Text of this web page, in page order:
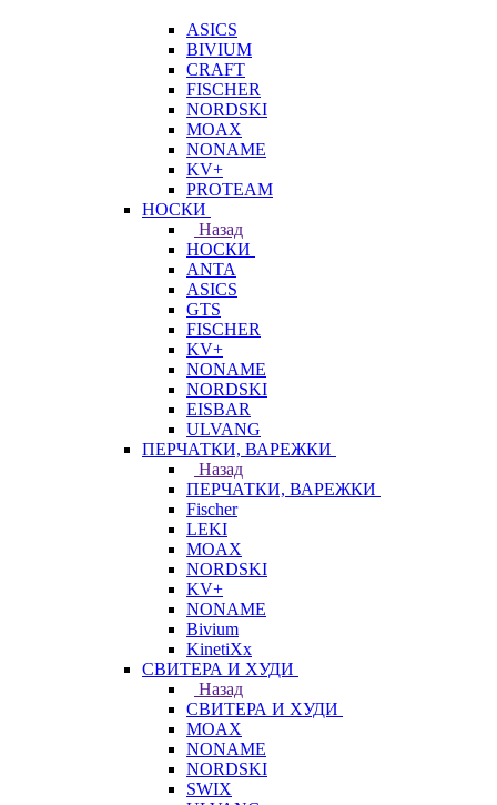
ASICS
BIVIUM
CRAFT
FISCHER
NORDSKI
MOAX
NONAME
KV+
PROTEAM
НОСКИ
Назад
НОСКИ
ANTA
ASICS
GTS
FISCHER
KV+
NONAME
NORDSKI
EISBAR
ULVANG
ПЕРЧАТКИ, ВАРЕЖКИ
Назад
ПЕРЧАТКИ, ВАРЕЖКИ
Fischer
LEKI
MOAX
NORDSKI
KV+
NONAME
Bivium
KinetiXx
СВИТЕРА И ХУДИ
Назад
СВИТЕРА И ХУДИ
MOAX
NONAME
NORDSKI
SWIX